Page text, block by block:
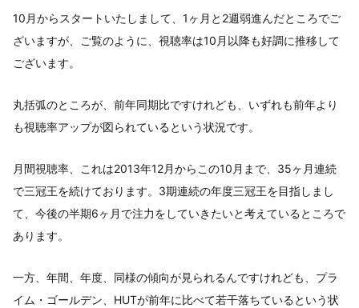
10月からスタートいたしまして、1ヶ月と2週弱進んだところでご
ざいますが、ご覧のように、視聴率は10月以降も好調に推移して
ございます。
丸括弧のところが、前年同期比ですけれども、いずれも前年より
も視聴率アップが図られているという状況です。
月間視聴率、これは2013年12月からこの10月まで、35ヶ月連続
で三冠王を続けております。3期連続の年度三冠王を目指しまし
て、今後の半期6ヶ月で注力をしていきたいと考えているところで
あります。
一方、年間、年度、同様の傾向が見られるんですけれども、プラ
イム・ゴールデン、HUTが前年に比べて若干落ちているという状